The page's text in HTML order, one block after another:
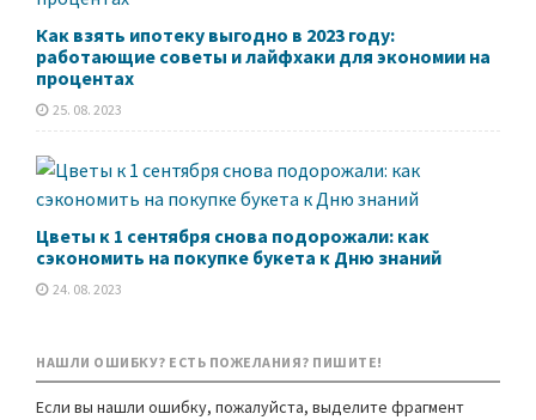
Как взять ипотеку выгодно в 2023 году:
работающие советы и лайфхаки для экономии на
процентах
25. 08. 2023
Цветы к 1 сентября снова подорожали: как
сэкономить на покупке букета к Дню знаний
24. 08. 2023
НАШЛИ ОШИБКУ? ЕСТЬ ПОЖЕЛАНИЯ? ПИШИТЕ!
Если вы нашли ошибку, пожалуйста, выделите фрагмент